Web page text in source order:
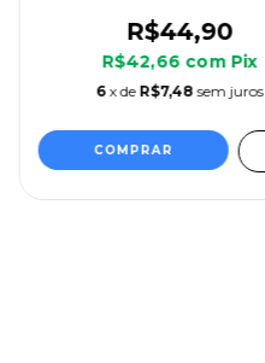
R$44,90
R$42,66 com Pix
6 x de R$7,48 sem juros